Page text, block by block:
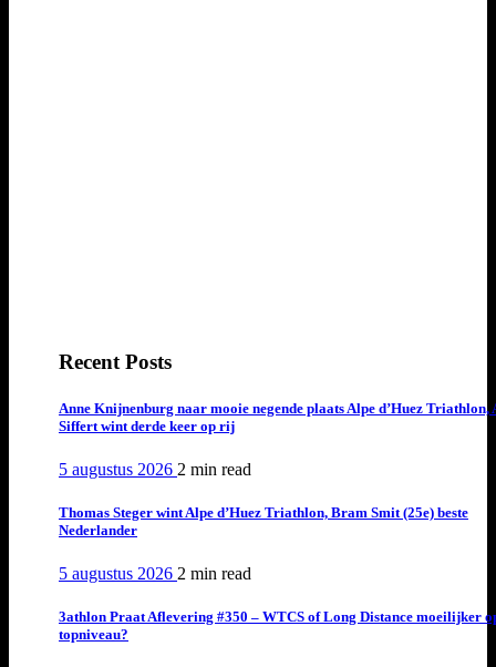
Recent Posts
Anne Knijnenburg naar mooie negende plaats Alpe d’Huez Triathlon,
Siffert wint derde keer op rij
5 augustus 2026 2 min read
Thomas Steger wint Alpe d’Huez Triathlon, Bram Smit (25e) beste
Nederlander
5 augustus 2026 2 min read
3athlon Praat Aflevering #350 – WTCS of Long Distance moeilijker
topniveau?